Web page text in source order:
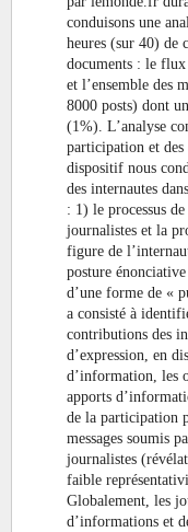
conduisons une
heures (sur 40) de
documents : le
et l’ensemble des
8000 posts) dont
(1%). L’analyse
participation et
dispositif nous
des internautes
: 1) le processus
journalistes et la
figure de
posture
d’une forme de «
a consisté à
contributions des
d’expression, en
d’information, les
apports
de la participation
messages soumis
journalistes
faible
Globalement, les
d’informations et